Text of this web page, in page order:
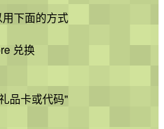
下面的方式
兑换
品卡或代码"